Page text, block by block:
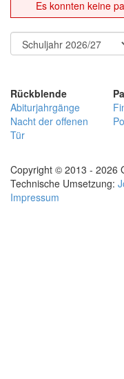
Es konnten keine
Rückblende
Abiturjahrgänge
Nacht der offenen
Tür
Copyright © 2013 - 2026
Technische Umsetzung:
Impressum